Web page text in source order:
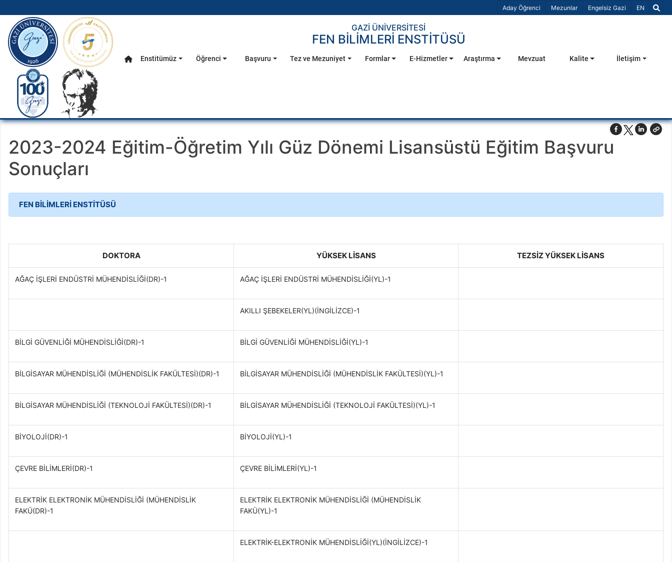
Aday Öğrenci Mezunlar Engelsiz Gazi Dil Seçiniz
EN
Ana Menü
gazi.edu.tr
GAZİ ÜNİVERSİTESİ
FEN BİLİMLERİ ENSTİTÜSÜ
Anasayfa
Enstitümüz Öğrenci Başvuru Tez ve Mezuniyet Formlar E-Hizmetler Araştırma Mevzuat Kalite İletişim
2023-2024 Eğitim-Öğretim Yılı Güz Dönemi Lisansüstü Eğitim Başvuru
Sonuçları
FEN BİLİMLERİ ENSTİTÜSÜ
DOKTORA YÜKSEK LİSANS TEZSİZ YÜKSEK LİSANS
AĞAÇ İŞLERİ ENDÜSTRİ MÜHENDİSLİĞİ(DR)-1 AĞAÇ İŞLERİ ENDÜSTRİ MÜHENDİSLİĞİ(YL)-1
AKILLI ŞEBEKELER(YL)(İNGİLİZCE)-1
BİLGİ GÜVENLİĞİ MÜHENDİSLİĞİ(DR)-1 BİLGİ GÜVENLİĞİ MÜHENDİSLİĞİ(YL)-1
BİLGİSAYAR MÜHENDİSLİĞİ (MÜHENDİSLİK FAKÜLTESİ)(DR)-1 BİLGİSAYAR MÜHENDİSLİĞİ (MÜHENDİSLİK FAKÜLTESİ)(YL)-1
BİLGİSAYAR MÜHENDİSLİĞİ (TEKNOLOJİ FAKÜLTESİ)(DR)-1 BİLGİSAYAR MÜHENDİSLİĞİ (TEKNOLOJİ FAKÜLTESİ)(YL)-1
BİYOLOJİ(DR)-1 BİYOLOJİ(YL)-1
ÇEVRE BİLİMLERİ(DR)-1 ÇEVRE BİLİMLERİ(YL)-1
ELEKTRİK ELEKTRONİK MÜHENDİSLİĞİ (MÜHENDİSLİK
FAKÜ(DR)-1
ELEKTRİK ELEKTRONİK MÜHENDİSLİĞİ (MÜHENDİSLİK
FAKÜ(YL)-1
ELEKTRİK-ELEKTRONİK MÜHENDİSLİĞİ(YL)(İNGİLİZCE)-1